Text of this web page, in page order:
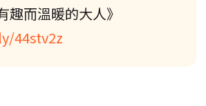
趣而溫暖的大人》
44stv2z